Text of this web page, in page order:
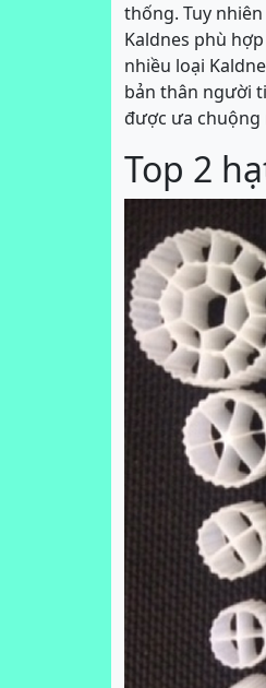
thống. Tuy
Kaldnes phù
nhiều loại
bản thân người
được ưa chuộng
Top 2